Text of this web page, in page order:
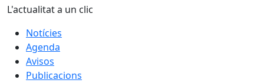
L'actualitat a un clic
Notícies
Agenda
Avisos
Publicacions